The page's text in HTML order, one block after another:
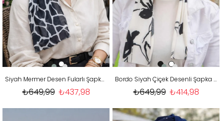
Siyah Mermer Desen Fularlı Şapka Bone
₺437,98
₺649,99
Bordo Siyah Çiçek Desenli Şapka Bone
₺414,98
₺649,99